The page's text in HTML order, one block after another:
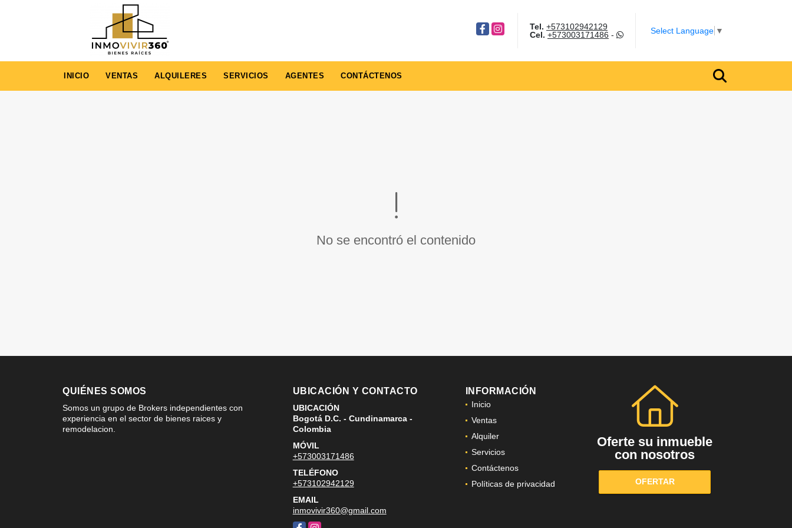
FacebookInstagram Tel. +573102942129
Cel. +573003171486 - Select Language ▼
INICIO VENTAS ALQUILERES SERVICIOS AGENTES CONTÁCTENOS
No se encontró el contenido
QUIÉNES SOMOS
Somos un grupo de Brokers independientes con
experiencia en el sector de bienes raices y
remodelacion.
UBICACIÓN Y CONTACTO
UBICACIÓN
Bogotá D.C. - Cundinamarca -
Colombia
MÓVIL
+573003171486
TELÉFONO
+573102942129
EMAIL
inmovivir360@gmail.com
INFORMACIÓN
Inicio
Ventas
Alquiler
Servicios
Contáctenos
Políticas de privacidad
Oferte su inmueble
con nosotros
OFERTAR